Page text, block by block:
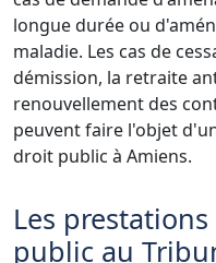
longue durée ou
maladie. Les cas de
démission, la retraite
renouvellement des
peuvent faire l'objet
droit public à Amiens.
Les
public au